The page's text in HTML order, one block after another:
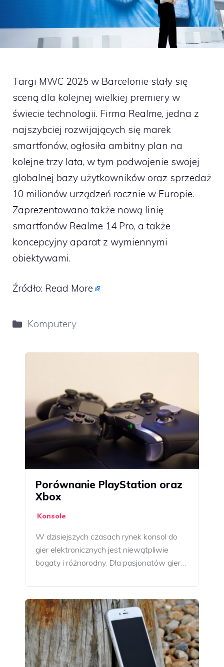
Targi MWC 2025 w Barcelonie stały się
sceną dla kolejnej wielkiej premiery w
świecie technologii. Firma Realme, jedna z
najszybciej rozwijających się marek
smartfonów, ogłosiła ambitny plan na
kolejne trzy lata, w tym podwojenie swojej
globalnej bazy użytkowników oraz sprzedaż
10 milionów urządzeń rocznie w Europie.
Zaprezentowano także nową linię
smartfonów Realme 14 Pro, a także
koncepcyjny aparat z wymiennymi
obiektywami.
Źródło: Read More
Kategorie
Komputery
Porównanie PlayStation oraz
Xbox
Konsole
W dzisiejszych czasach rynek konsol do
gier elektronicznych jest niewątpliwie
bogaty i różnorodny. Dla pasjonatów gier…